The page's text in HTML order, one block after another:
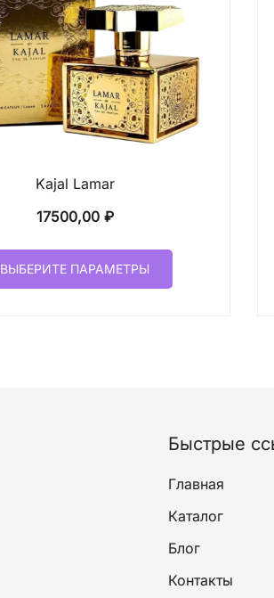
Kajal Lamar
17500,00 ₽
ВЫБЕРИТЕ ПАРАМЕТРЫ
Этот
на
товара.
Быстрые
Главная
Каталог
Блог
Контакты